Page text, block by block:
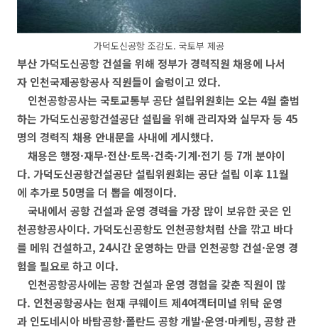
가덕도신공항 조감도. 국토부 제공
부산 가덕도신공항 건설을 위해 정부가 경력직원 채용에 나서
자 인천국제공항공사 직원들이 술렁이고 있다.
인천공항공사는 국토교통부 공단 설립위원회는 오는 4월 출범
하는 가덕도신공항건설공단 설립을 위해 관리자와 실무자 등 45
명의 경력직 채용 안내문을 사내에 게시했다.
채용은 행정·재무·전산·토목·건축·기계·전기 등 7개 분야이
다. 가덕도신공항건설공단 설립위원회는 공단 설립 이후 11월
에 추가로 50명을 더 뽑을 예정이다.
국내에서 공항 건설과 운영 경력을 가장 많이 보유한 곳은 인
천공항공사이다. 가덕도신공항도 인천공항처럼 산을 깎고 바다
를 메워 건설하고, 24시간 운영하는 만큼 인천공항 건설·운영 경
험을 필요로 하고 이다.
인천공항공사에는 공항 건설과 운영 경험을 갖춘 직원이 많
다. 인천공항공사는 현재 쿠웨이트 제4여객터미널 위탁 운영
과 인도네시아 바탐공항·폴란드 공항 개발·운영·마케팅, 공항 관